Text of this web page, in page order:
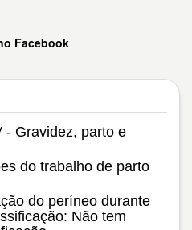
Facebook
- Gravidez, parto e
do trabalho de parto
do períneo durante
Não tem